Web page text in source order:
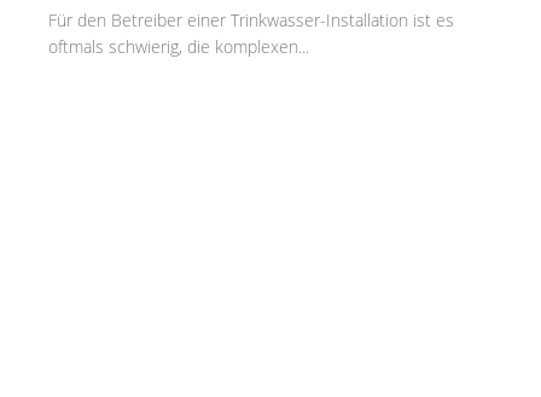
Für den Betreiber einer Trinkwasser-Installation ist es
oftmals schwierig, die komplexen...